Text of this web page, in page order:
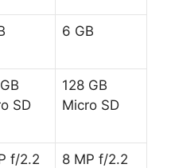
6 GB
SD
128 GB
Micro SD
f/2.2 8 MP f/2.2